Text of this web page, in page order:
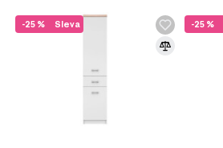
SKANDINÁVSKÝ STYL
Sleva
-25 % -25 %